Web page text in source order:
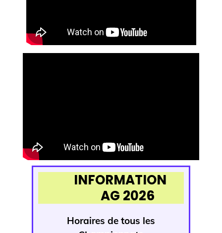
INFORMATION
AG 2026
Horaires de tous les